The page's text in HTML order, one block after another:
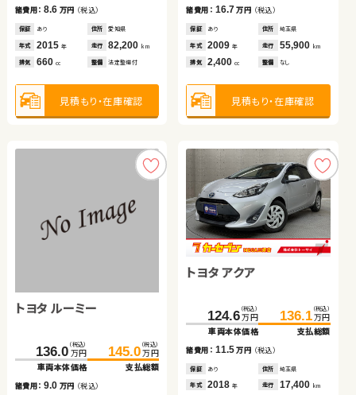
諸費用：8.6 万円 （税込）
保証 あり 住所 愛知県
年式 2015 年 走行 82,200 km
排気 660 cc 整備 法定整備付
見積もり・在庫確認
諸費用： 16.7万円 （税込）
保証 あり 住所 埼玉県
年式 2009年 走行 55,900 km
排気 2,400cc 整備 なし
見積もり・在庫確認
トヨタ ルーミー
136.0 （税込）
万円
車両本体価格
145.0 （税込）
万円
支払総額
諸費用：9.0 万円 （税込）
トヨタ アクア
124.6 （税込）
万円
車両本体価格
136.1 （税込）
万円
支払総額
諸費用： 11.5万円 （税込）
保証 あり 住所 埼玉県
年式 2018年 走行 17,400 km
131.7万円
車両本体価格
諸費用：14.2万円 （税込）
保証 あり 住所 岩手県
排気 2,400cc 整備 法定整備付
81.6（税込）
万円
車両本体価格
諸費用：11.6万円 （税込）
保証 あり 住所 青森県
排気 1,300cc 整備 法定整備付
ホンダ フィット ハイブリ
104.0 （税込）
万円
車両本体価格
119.9 （税込）
万円
支払総額
諸費用：15.9万円（税込）
ホンダ Ｎ ＢＯＸ
51.6（税込）
万円
車両本体価格
諸費用：8.2 万円 （税込）
36.2万円
車両本体価格
諸費用：7.4 万円 （税込）
保証 あり 住所 埼玉県
排気 660 整備 法定整備付
139.8万円
車両本体価格
諸費用：18.2万円 （税込）
保証 あり 住所 神奈川県
排気 2,000cc 整備 法定整備付
ダイハツ タント
24.7 （税込）
万円
車両本体価格
28.8 （税込）
万円
支払総額
諸費用：4.1 万円 （税込）
スズキ ジムニー
214.1万円
車両本体価格
諸費用：15.6万円 （税込）